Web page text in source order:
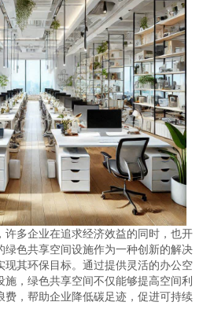
许多企业在追求经济效益的同时，也开
绿色共享空间设施作为一种创新的解决
现其环保目标。通过提供灵活的办公空
，绿色共享空间不仅能够提高空间利
费，帮助企业降低碳足迹，促进可持续